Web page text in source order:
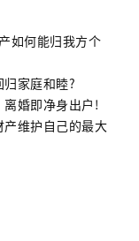
如何能归我方个
家庭和睦?
婚即净身出户!
维护自己的最大